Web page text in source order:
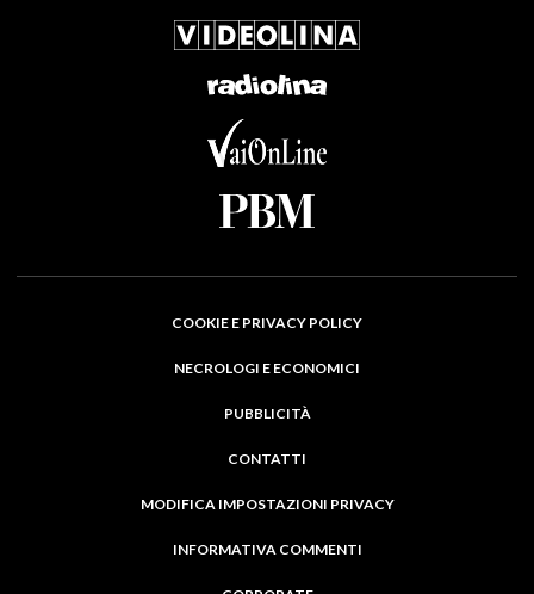
COOKIE E PRIVACY POLICY
NECROLOGI E ECONOMICI
PUBBLICITÀ
CONTATTI
MODIFICA IMPOSTAZIONI PRIVACY
INFORMATIVA COMMENTI